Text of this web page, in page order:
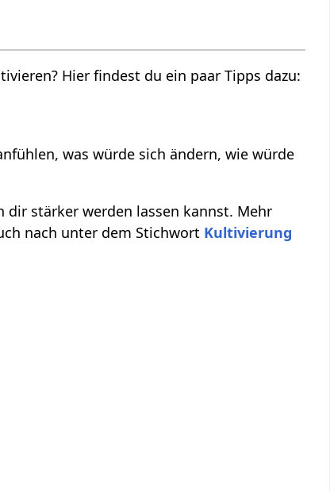
Hier findest du ein paar Tipps dazu:
was würde sich ändern, wie würde
dir stärker werden lassen kannst. Mehr
nach unter dem Stichwort Kultivierung